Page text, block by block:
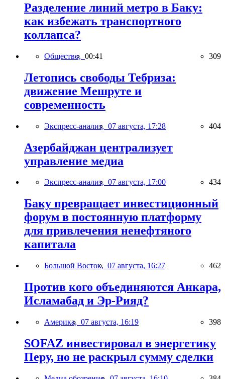
Разделение линий метро в Баку:
как избежать транспортного
коллапса?
Общество, 00:41 309
Летопись свободы Тебриза:
движение Мешруте и
современность
Экспресс-анализ, 07 августа, 17:28 404
Азербайджан централизует
управление медиа
Экспресс-анализ, 07 августа, 17:00 434
Баку превращает инвестиционный
форум в постоянную платформу
для привлечения ненефтяного
капитала
Большой Восток, 07 августа, 16:27 462
Против кого объединяются Анкара,
Исламабад и Эр-Рияд?
Америка, 07 августа, 16:19 398
SOFAZ инвестировал в энергетику
Перу, но не раскрыл сумму сделки